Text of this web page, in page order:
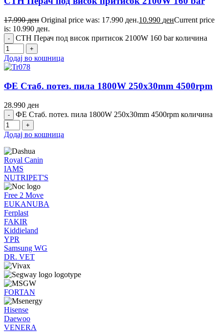
17.990ден Original price was: 17.990 ден.10.990 денCurrent price
is: 10.990 ден.
СТН Перач под висок притисок 2100W 160 bar количина
Додај во кошница
ФЕ Стаб. потез. пила 1800W 250x30mm 4500rpm
28.990 ден
ФЕ Стаб. потез. пила 1800W 250x30mm 4500rpm количина
Додај во кошница
Royal Canin
IAMS
NUTRIPET'S
Free 2 Move
EUKANUBA
Ferplast
FAKIR
Kiddieland
YPR
Samsung WG
DR. VET
FORTAN
Hisense
Daewoo
VENERA